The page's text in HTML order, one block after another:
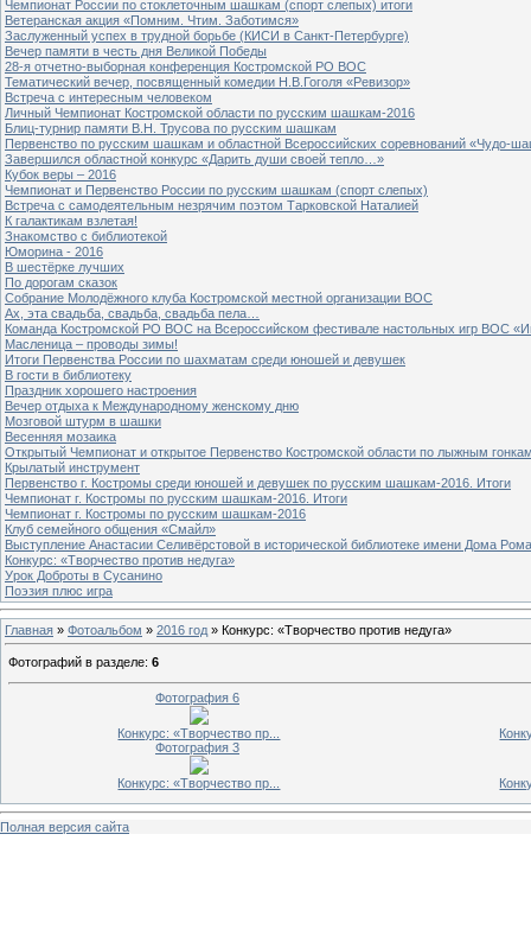
Чемпионат России по стоклеточным шашкам (спорт слепых) итоги
Ветеранская акция «Помним. Чтим. Заботимся»
Заслуженный успех в трудной борьбе (КИСИ в Санкт-Петербурге)
Вечер памяти в честь дня Великой Победы
28-я отчетно-выборная конференция Костромской РО ВОС
Тематический вечер, посвященный комедии Н.В.Гоголя «Ревизор»
Встреча с интересным человеком
Личный Чемпионат Костромской области по русским шашкам-2016
Блиц-турнир памяти В.Н. Трусова по русским шашкам
Первенство по русским шашкам и областной Всероссийских соревнований «Чудо-
Завершился областной конкурс «Дарить души своей тепло…»
Кубок веры – 2016
Чемпионат и Первенство России по русским шашкам (спорт слепых)
Встреча с самодеятельным незрячим поэтом Тарковской Наталией
К галактикам взлетая!
Знакомство с библиотекой
Юморина - 2016
В шестёрке лучших
По дорогам сказок
Собрание Молодёжного клуба Костромской местной организации ВОС
Ах, эта свадьба, свадьба, свадьба пела…
Команда Костромской РО ВОС на Всероссийском фестивале настольных игр ВОС
Масленица – проводы зимы!
Итоги Первенства России по шахматам среди юношей и девушек
В гости в библиотеку
Праздник хорошего настроения
Вечер отдыха к Международному женскому дню
Мозговой штурм в шашки
Весенняя мозаика
Открытый Чемпионат и открытое Первенство Костромской области по лыжным
Крылатый инструмент
Первенство г. Костромы среди юношей и девушек по русским шашкам-2016. Итоги
Чемпионат г. Костромы по русским шашкам-2016. Итоги
Чемпионат г. Костромы по русским шашкам-2016
Клуб семейного общения «Смайл»
Выступление Анастасии Селивёрстовой в исторической библиотеке имени Дома
Конкурс: «Творчество против недуга»
Урок Доброты в Сусанино
Поэзия плюс игра
Главная » Фотоальбом » 2016 год » Конкурс: «Творчество против недуга»
Фотографий в разделе: 6
Фотография 6
Конкурс: «Творчество пр...
Фотография 3
Конкурс: «Творчество пр...
Полная версия сайта